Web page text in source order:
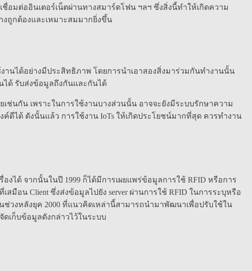
อมต่ออินเตอร์เน็ตผ่านทางสมาร์ตโฟน ฯลฯ ซึ่งสิ่งนี้ทำให้เกิดความ
งถูกต้องและเหมาะสมมากยิ่งขึ้น
านได้อย่างมีประสิทธิภาพ โดยการนำเอาสองสิ่งมาร่วมกันทำงานนั้น
ได้ รับส่งข้อมูลถึงกันและกันได้
ช่นกัน เพราะในการใช้งานบางส่วนนั้น อาจจะยังมีระบบรักษาความ
ได้ ดังนั้นแล้ว การใช้งาน IoTs ให้เกิดประโยชน์มากที่สุด ควรทำงาน
งได้ จากนั้นในปี 1999 ก็ได้มีการเผยแพร่ข้อมูลการใช้ RFID หรือการ
มือน Client ซึ่งส่งข้อมูลไปยัง server ผ่านการใช้ RFID ในการระบุหรือ
ช่วงหลังยุค 2000 ที่แนวคิดเหล่านี้สามารถนำมาพัฒนาเพื่อปรับใช้ใน
เก็บข้อมูลดังกล่าวไว้ในระบบ